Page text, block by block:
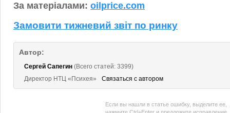
За матеріалами: oilprice.com
Замовити тижневий звіт по ринку
Автор:
Сергей Сапегин (Всего статей: 3399)
Директор НТЦ «Психея»
Связаться с автором
Если вы нашли в статье ошибку, выделите ее,